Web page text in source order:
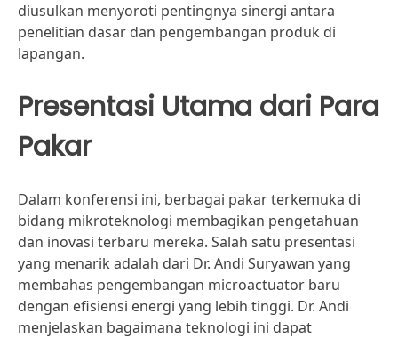
diusulkan menyoroti pentingnya sinergi antara
penelitian dasar dan pengembangan produk di
lapangan.
Presentasi Utama dari Para
Pakar
Dalam konferensi ini, berbagai pakar terkemuka di
bidang mikroteknologi membagikan pengetahuan
dan inovasi terbaru mereka. Salah satu presentasi
yang menarik adalah dari Dr. Andi Suryawan yang
membahas pengembangan microactuator baru
dengan efisiensi energi yang lebih tinggi. Dr. Andi
menjelaskan bagaimana teknologi ini dapat